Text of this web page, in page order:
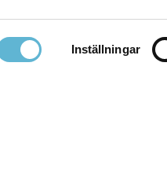
Inställningar